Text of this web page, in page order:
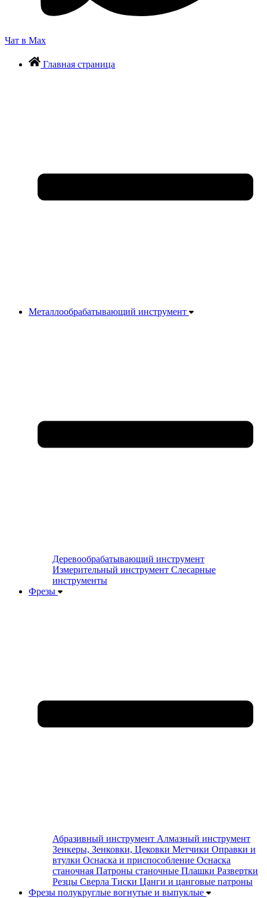
Чат в Max
Главная страница
Металлообрабатывающий инструмент
Деревообрабатывающий инструмент
Измерительный инструмент Слесарные
инструменты
Фрезы
Абразивный инструмент Алмазный инструмент
Зенкеры, Зенковки, Цековки Метчики Оправки и
втулки Оснаска и приспособление Оснаска
станочная Патроны станочные Плашки Развертки
Резцы Сверла Тиски Цанги и цанговые патроны
Фрезы полукруглые вогнутые и выпуклые